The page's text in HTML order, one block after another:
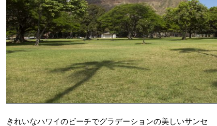
きれいなハワイのビーチでグラデーションの美しいサンセ